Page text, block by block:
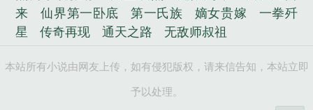
来
仙界第一卧底 第一氏族 嫡女贵嫁
一拳歼
星
传奇再现 通天之路 无敌师叔祖
本站所有小说由网友上传，如有侵犯版权，请来信告知，本站立即
予以处理。